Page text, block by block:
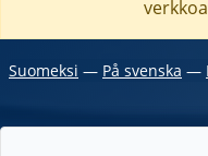
Suomeksi ― På svenska ―